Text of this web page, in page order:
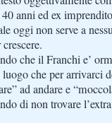
anni ed ex
oggi non serve a
che il Franchi e’
che per arrivarci
ad andare e
di non trovare